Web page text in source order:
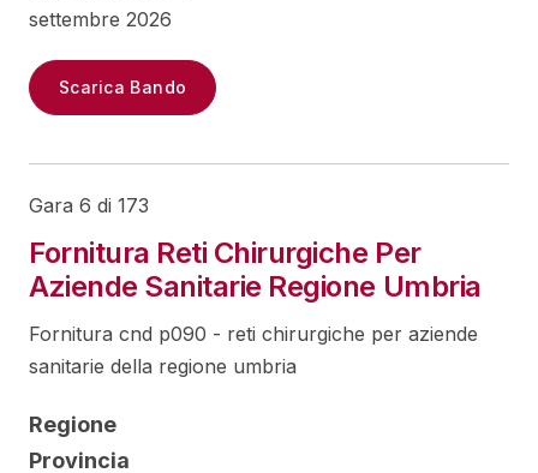
settembre 2026
Scarica Bando
Gara 6 di 173
Fornitura Reti Chirurgiche Per
Aziende Sanitarie Regione Umbria
Fornitura cnd p090 - reti chirurgiche per aziende
sanitarie della regione umbria
Regione
Provincia